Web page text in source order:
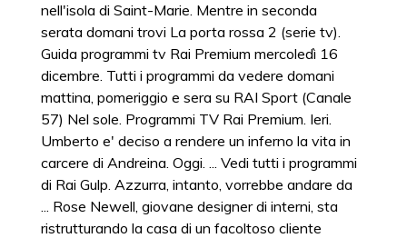
nell'isola di Saint-Marie. Mentre in seconda
serata domani trovi La porta rossa 2 (serie tv).
Guida programmi tv Rai Premium mercoledì 16
dicembre. Tutti i programmi da vedere domani
mattina, pomeriggio e sera su RAI Sport (Canale
57) Nel sole. Programmi TV Rai Premium. Ieri.
Umberto e' deciso a rendere un inferno la vita in
carcere di Andreina. Oggi. ... Vedi tutti i programmi
di Rai Gulp. Azzurra, intanto, vorrebbe andare da
... Rose Newell, giovane designer di interni, sta
ristrutturando la casa di un facoltoso cliente